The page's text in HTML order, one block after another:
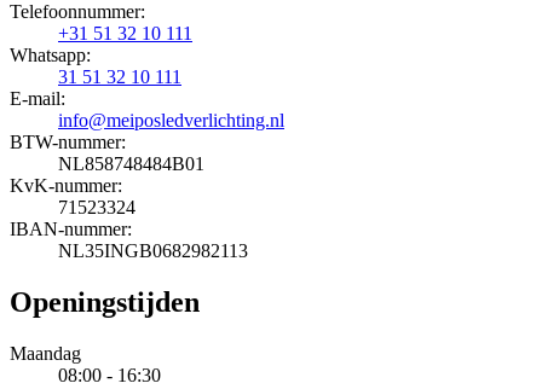
Telefoonnummer:
+31 51 32 10 111
Whatsapp:
31 51 32 10 111
E-mail:
info@meiposledverlichting.nl
BTW-nummer:
NL858748484B01
KvK-nummer:
71523324
IBAN-nummer:
NL35INGB0682982113
Openingstijden
Maandag
08:00 - 16:30